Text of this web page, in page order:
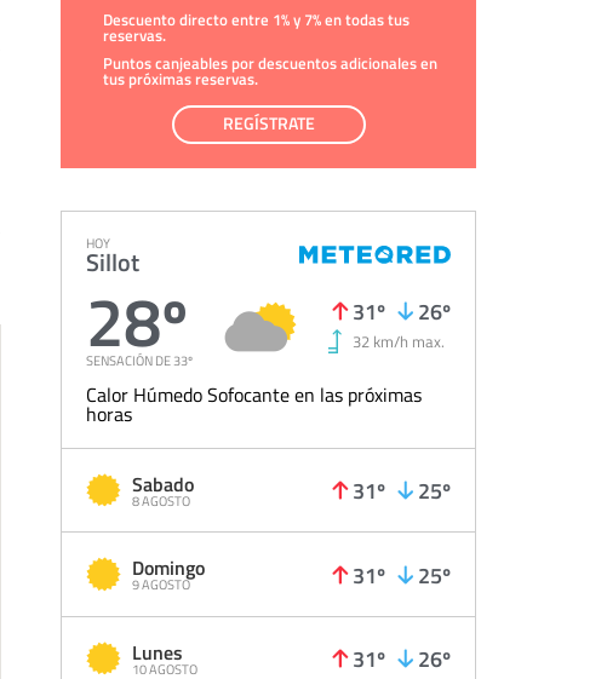
Descuento directo entre 1% y 7% en todas tus
reservas.
Puntos canjeables por descuentos adicionales en
tus próximas reservas.
REGÍSTRATE
HOY
Sillot
28º
SENSACIÓN DE 33º
31º 26º
32 km/h max.
Calor Húmedo Sofocante en las próximas
horas
Sabado
8 AGOSTO 31º 25º
Domingo
9 AGOSTO 31º 25º
Lunes
10 AGOSTO 31º 26º